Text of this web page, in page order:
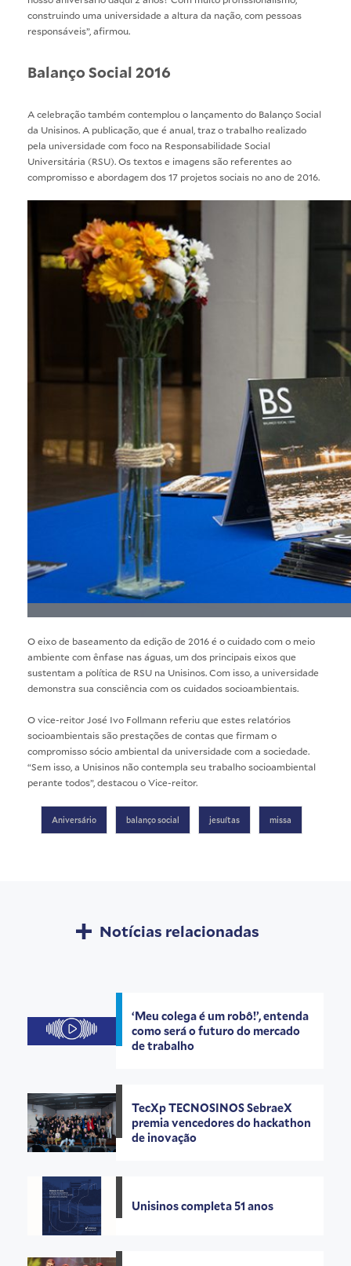
construindo uma universidade a altura da nação, com pessoas
responsáveis”, afirmou.
Balanço Social 2016
A celebração também contemplou o lançamento do Balanço Social
da Unisinos. A publicação, que é anual, traz o trabalho realizado
pela universidade com foco na Responsabilidade Social
Universitária (RSU). Os textos e imagens são referentes ao
compromisso e abordagem dos 17 projetos sociais no ano de 2016.
O eixo de baseamento da edição de 2016 é o cuidado com o meio
ambiente com ênfase nas águas, um dos principais eixos que
sustentam a política de RSU na Unisinos. Com isso, a universidade
demonstra sua consciência com os cuidados socioambientais.
O vice-reitor José Ivo Follmann referiu que estes relatórios
socioambientais são prestações de contas que firmam o
compromisso sócio ambiental da universidade com a sociedade.
“Sem isso, a Unisinos não contempla seu trabalho socioambiental
perante todos”, destacou o Vice-reitor.
Aniversário balanço social jesuítas missa
Notícias relacionadas
‘Meu colega é um robô!’, entenda
como será o futuro do mercado
de trabalho
TecXp TECNOSINOS SebraeX
premia vencedores do hackathon
de inovação
Unisinos completa 51 anos